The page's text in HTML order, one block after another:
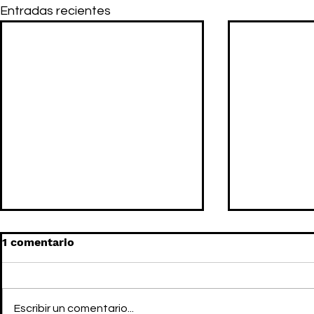
Entradas recientes
1 comentario
Escribir un comentario...